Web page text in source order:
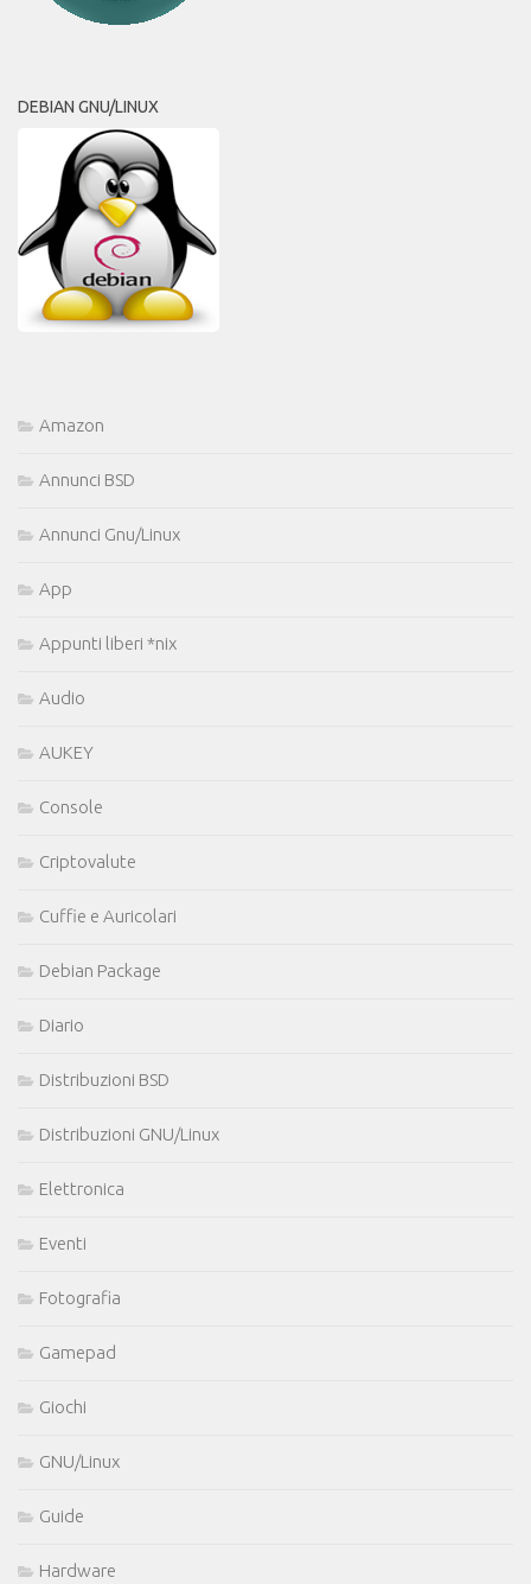
DEBIAN GNU/LINUX
Amazon
Annunci BSD
Annunci Gnu/Linux
App
Appunti liberi *nix
Audio
AUKEY
Console
Criptovalute
Cuffie e Auricolari
Debian Package
Diario
Distribuzioni BSD
Distribuzioni GNU/Linux
Elettronica
Eventi
Fotografia
Gamepad
Giochi
GNU/Linux
Guide
Hardware